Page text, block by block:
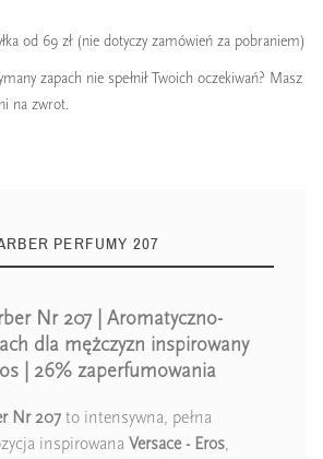
od 69 zł (nie dotyczy zamówień za pobraniem)
zapach nie spełnił Twoich oczekiwań? Masz
na zwrot.
PERFUMY 207
Nr 207 | Aromatyczno-
dla mężczyzn inspirowany
| 26% zaperfumowania
Nr 207 to intensywna, pełna
inspirowana Versace - Eros,